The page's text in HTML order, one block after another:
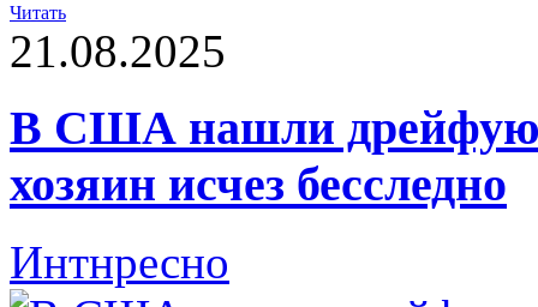
Читать
21.08.2025
В США нашли
хозяин исчез бесследно
Интнресно